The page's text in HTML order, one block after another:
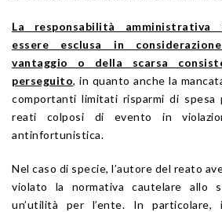
La responsabilità amministrativa
essere esclusa in
vantaggio o della scarsa
perseguito, in quanto anche la
comportanti limitati risparmi di spesa
reati colposi di evento in
antinfortunistica.
Nel caso di specie, l’autore del reato
violato la normativa cautelare allo
un’utilità per l’ente. In